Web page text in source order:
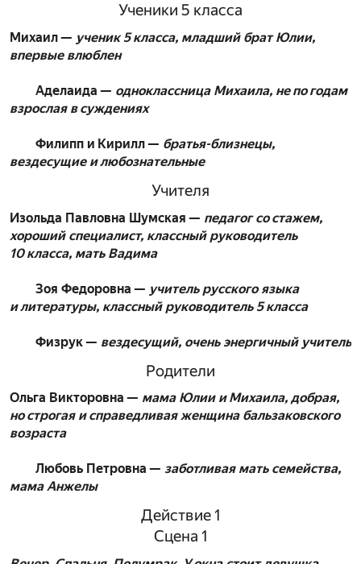
Ученики 5 класса
Михаил — ученик 5 класса, младший брат Юлии,
впервые влюблен
Аделаида — одноклассница Михаила, не по годам
взрослая в суждениях
Филипп и Кирилл — братья-близнецы,
вездесущие и любознательные
Учителя
Изольда Павловна Шумская — педагог со стажем,
хороший специалист, классный руководитель
10 класса, мать Вадима
Зоя Федоровна — учитель русского языка
и литературы, классный руководитель 5 класса
Физрук — вездесущий, очень энергичный учитель
Родители
Ольга Викторовна — мама Юлии и Михаила, добрая,
но строгая и справедливая женщина бальзаковского
возраста
Любовь Петровна — заботливая мать семейства,
мама Анжелы
Действие 1
Сцена 1